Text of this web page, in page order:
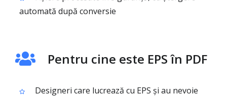
automată după conversie
Pentru cine este EPS în PDF
Designeri care lucrează cu EPS și au nevoie